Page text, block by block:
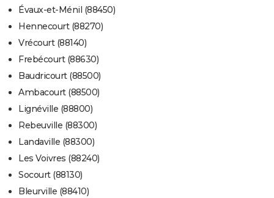
Évaux-et-Ménil (88450)
Hennecourt (88270)
Vrécourt (88140)
Frebécourt (88630)
Baudricourt (88500)
Ambacourt (88500)
Lignéville (88800)
Rebeuville (88300)
Landaville (88300)
Les Voivres (88240)
Socourt (88130)
Bleurville (88410)